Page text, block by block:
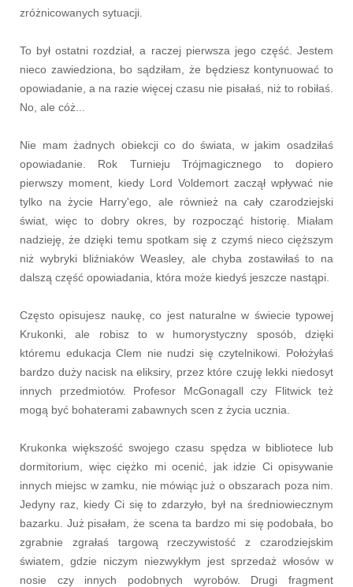
zróżnicowanych sytuacji.
To był ostatni rozdział, a raczej pierwsza jego część. Jestem
nieco zawiedziona, bo sądziłam, że będziesz kontynuować to
opowiadanie, a na razie więcej czasu nie pisałaś, niż to robiłaś.
No, ale cóż...
Nie mam żadnych obiekcji co do świata, w jakim osadziłaś
opowiadanie. Rok Turnieju Trójmagicznego to dopiero
pierwszy moment, kiedy Lord Voldemort zaczął wpływać nie
tylko na życie Harry'ego, ale również na cały czarodziejski
świat, więc to dobry okres, by rozpocząć historię. Miałam
nadzieję, że dzięki temu spotkam się z czymś nieco cięższym
niż wybryki bliźniaków Weasley, ale chyba zostawiłaś to na
dalszą część opowiadania, która może kiedyś jeszcze nastąpi.
Często opisujesz naukę, co jest naturalne w świecie typowej
Krukonki, ale robisz to w humorystyczny sposób, dzięki
któremu edukacja Clem nie nudzi się czytelnikowi. Położyłaś
bardzo duży nacisk na eliksiry, przez które czuję lekki niedosyt
innych przedmiotów. Profesor McGonagall czy Flitwick też
mogą być bohaterami zabawnych scen z życia ucznia.
Krukonka większość swojego czasu spędza w bibliotece lub
dormitorium, więc ciężko mi ocenić, jak idzie Ci opisywanie
innych miejsc w zamku, nie mówiąc już o obszarach poza nim.
Jedyny raz, kiedy Ci się to zdarzyło, był na średniowiecznym
bazarku. Już pisałam, że scena ta bardzo mi się podobała, bo
zgrabnie zgrałaś targową rzeczywistość z czarodziejskim
światem, gdzie niczym niezwykłym jest sprzedaż włosów w
nosie czy innych podobnych wyrobów. Drugi fragment